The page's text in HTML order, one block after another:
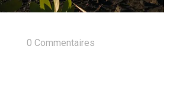
0 Commentaires